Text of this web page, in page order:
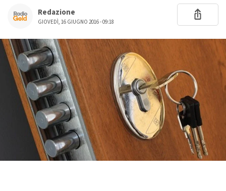
Redazione
GIOVEDÌ, 16 GIUGNO 2016 - 09:18